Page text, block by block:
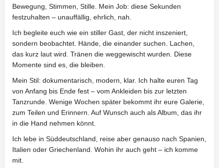
Bewegung, Stimmen, Stille. Mein Job: diese Sekunden
festzuhalten – unauffällig, ehrlich, nah.
Ich begleite euch wie ein stiller Gast, der nicht inszeniert,
sondern beobachtet. Hände, die einander suchen. Lachen,
das kurz laut wird. Tränen die weggewischt wurden. Diese
Momente sind es, die bleiben.
Mein Stil: dokumentarisch, modern, klar. Ich halte euren Tag
von Anfang bis Ende fest – vom Ankleiden bis zur letzten
Tanzrunde. Wenige Wochen später bekommt ihr eure Galerie,
zum Teilen und Erinnern. Auf Wunsch auch als Album, das ihr
in die Hand nehmen könnt.
Ich lebe in Süddeutschland, reise aber genauso nach Spanien,
Italien oder Griechenland. Wohin ihr auch geht – ich komme
mit.